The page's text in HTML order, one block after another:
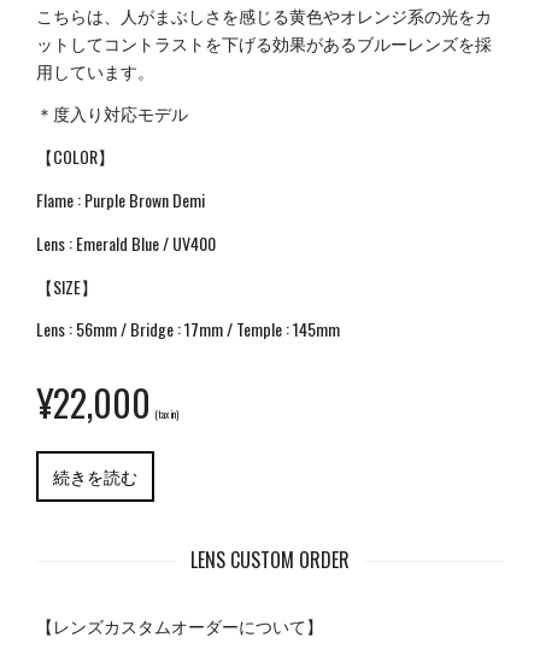
こちらは、人がまぶしさを感じる黄色やオレンジ系の光をカ
ットしてコントラストを下げる効果があるブルーレンズを採
用しています。
＊度入り対応モデル
【COLOR】
Flame : Purple Brown Demi
Lens : Emerald Blue / UV400
【SIZE】
Lens : 56mm / Bridge : 17mm / Temple : 145mm
¥22,000 (tax in)
続きを読む
LENS CUSTOM ORDER
【レンズカスタムオーダーについて】